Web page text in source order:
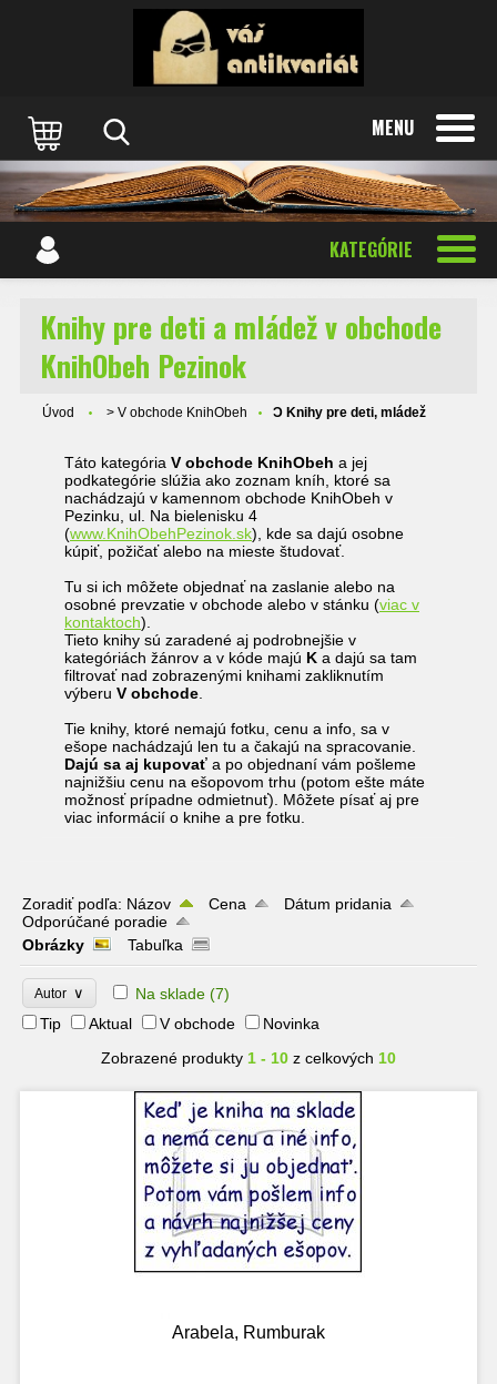
MENU
KATEGÓRIE
Knihy pre deti a mládež v obchode
KnihObeh Pezinok
Úvod > V obchode KnihObeh Ɔ Knihy pre deti, mládež
Táto kategória V obchode KnihObeh a jej
podkategórie slúžia ako zoznam kníh, ktoré sa
nachádzajú v kamennom obchode KnihObeh v
Pezinku, ul. Na bielenisku 4
(www.KnihObehPezinok.sk), kde sa dajú osobne
kúpiť, požičať alebo na mieste študovať.
Tu si ich môžete objednať na zaslanie alebo na
osobné prevzatie v obchode alebo v stánku (viac v
kontaktoch).
Tieto knihy sú zaradené aj podrobnejšie v
kategóriách žánrov a v kóde majú K a dajú sa tam
filtrovať nad zobrazenými knihami zakliknutím
výberu V obchode
Tie knihy, ktoré nemajú fotku, cenu a info, sa v
ešope nachádzajú len tu a čakajú na spracovanie.
Dajú sa aj kupovať a po objednaní vám pošleme
najnižšiu cenu na ešopovom trhu (potom ešte máte
možnosť prípadne odmietnuť). Môžete písať aj pre
viac informácií o knihe a pre fotku.
Zoradiť podľa: Názov Cena
Dátum pridania
Odporúčané poradie
Obrázky
Tabuľka
Autor ∨ Na sklade (7)
Tip
Aktual V obchode
Novinka
Zobrazené produkty 1 - 10 z celkových 10
Arabela, Rumburak